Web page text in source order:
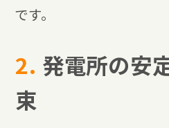
です。
2. 発電所の安
束